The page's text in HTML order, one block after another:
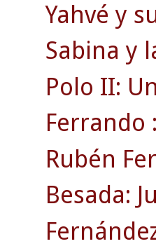
Yahvé y
Sabina y
Polo II:
Ferrando
Rubén
Besada: